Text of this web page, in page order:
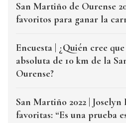
San Martiño de Ourense
favoritos para ganar la
Encuesta | ¿Quién cree
absoluta de 10 km de la
Ourense?
San Martiño 2022 | Joselyn
favoritas: “Es una prueba